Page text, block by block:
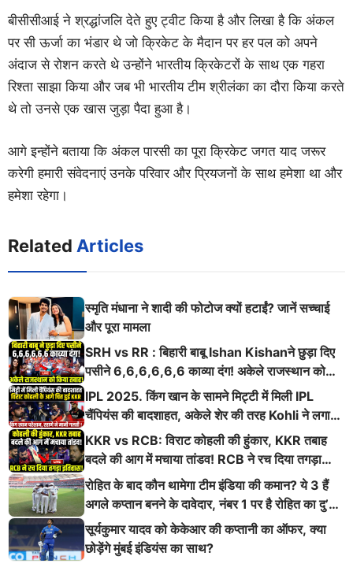
बीसीसीआई ने श्रद्धांजलि देते हुए ट्वीट किया है और लिखा है कि अंकल
पर सी ऊर्जा का भंडार थे जो क्रिकेट के मैदान पर हर पल को अपने
अंदाज से रोशन करते थे उन्होंने भारतीय क्रिकेटरों के साथ एक गहरा
रिश्ता साझा किया और जब भी भारतीय टीम श्रीलंका का दौरा किया करते
थे तो उनसे एक खास जुड़ा पैदा हुआ है।
आगे इन्होंने बताया कि अंकल पारसी का पूरा क्रिकेट जगत याद जरूर
करेगी हमारी संवेदनाएं उनके परिवार और प्रियजनों के साथ हमेशा था और
हमेशा रहेगा।
Related Articles
स्मृति मंधाना ने शादी की फोटोज क्यों हटाईं? जानें सच्चाई
और पूरा मामला
SRH vs RR : बिहारी बाबू Ishan Kishanने छुड़ा दिए
पसीने 6,6,6,6,6,6 काव्या दंग! अकेले राजस्थान को
किया तबाह!
IPL 2025. किंग खान के सामने मिट्टी में मिली IPL
चैंपियंस की बादशाहत, अकेले शेर की तरह Kohli ने लगाई
ऐसी दहाड़
KKR vs RCB: विराट कोहली की हुंकार, KKR तबाह
बदले की आग में मचाया तांडव! RCB ने रच दिया तगड़ा
इतिहास
रोहित के बाद कौन थामेगा टीम इंडिया की कमान? ये 3 हैं
अगले कप्तान बनने के दावेदार, नंबर 1 पर है रोहित का दु’
श्मन
सूर्यकुमार यादव को केकेआर की कप्तानी का ऑफर, क्या
छोड़ेंगे मुंबई इंडियंस का साथ?